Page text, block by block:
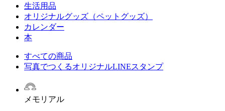
生活用品
オリジナルグッズ（ペットグッズ）
カレンダー
本
すべての商品
写真でつくるオリジナルLINEスタンプ
メモリアル